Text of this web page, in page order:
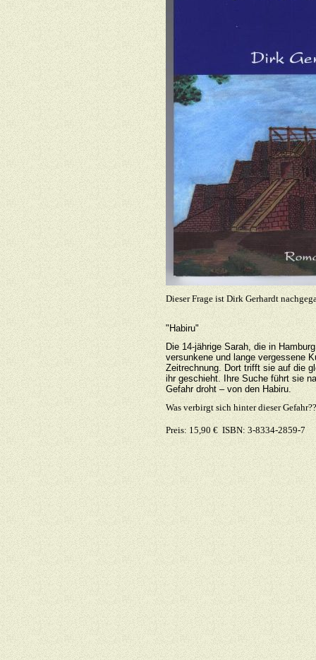
Dieser Frage ist Dirk Gerhardt
"Habiru"
Die 14-jährige Sarah, die in
versunkene und lange vergessene
Zeitrechnung. Dort trifft sie auf die
ihr geschieht. Ihre Suche führt sie
Gefahr droht – von den Habiru.
Was verbirgt sich hinter dieser
Preis: 15,90 € ISBN: 3-8334-2859-7